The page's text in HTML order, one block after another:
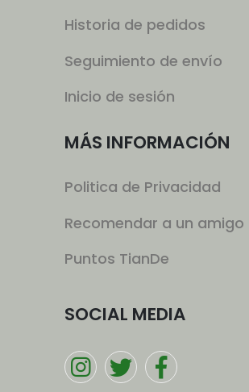
Historia de pedidos
Seguimiento de envío
Inicio de sesión
MÁS INFORMACIÓN
Politica de Privacidad
Recomendar a un amigo
Puntos TianDe
SOCIAL MEDIA